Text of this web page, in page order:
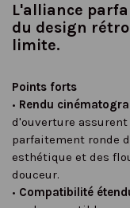
L'alliance
du design
limite.
Points forts
• Rendu
d'ouverture
parfaitement ronde
esthétique et des
douceur.
• Compatibilité